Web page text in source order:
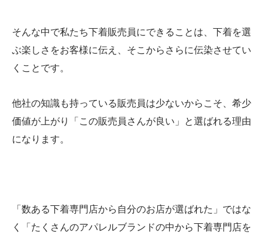
そんな中で私たち下着販売員にできることは、下着を選
ぶ楽しさをお客様に伝え、そこからさらに伝染させてい
くことです。
他社の知識も持っている販売員は少ないからこそ、希少
価値が上がり「この販売員さんが良い」と選ばれる理由
になります。
「数ある下着専門店から自分のお店が選ばれた」ではな
く「たくさんのアパレルブランドの中から下着専門店を